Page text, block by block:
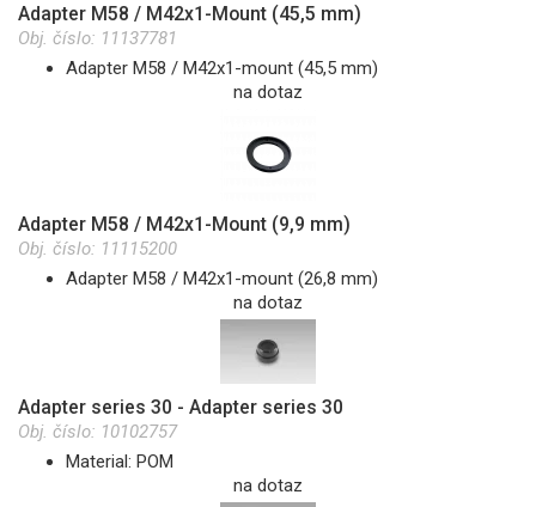
Adapter M58 / M42x1-Mount (45,5 mm)
Obj. číslo: 11137781
Adapter M58 / M42x1-mount (45,5 mm)
na dotaz
Adapter M58 / M42x1-Mount (9,9 mm)
Obj. číslo: 11115200
Adapter M58 / M42x1-mount (26,8 mm)
na dotaz
Adapter series 30 - Adapter series 30
Obj. číslo: 10102757
Material: POM
na dotaz